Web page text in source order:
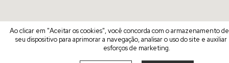
Ao clicar em "Aceitar os cookies", você concorda com o armazenamento
seu dispositivo para aprimorar a navegação, analisar o uso do site e auxiliar
esforços de marketing.